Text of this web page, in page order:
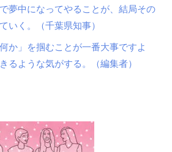
夢中になってやることが、結局その
いく。（千葉県知事）
か」を掴むことが一番大事ですよ
るような気がする。（編集者）